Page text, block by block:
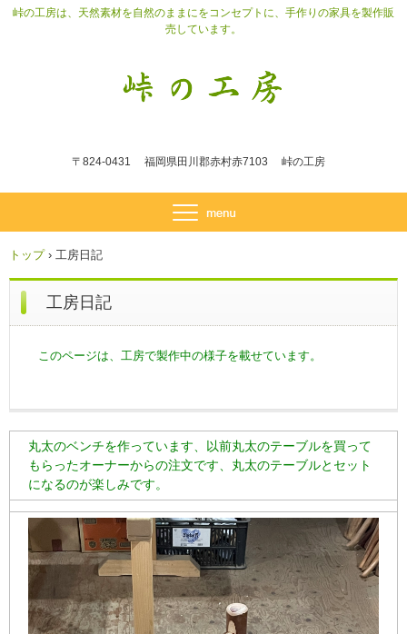
峠の工房は、天然素材を自然のままにをコンセプトに、手作りの家具を製作販
売しています。
〒824-0431 福岡県田川郡赤村赤7103 峠の工房
トップ › 工房日記
工房日記
このページは、工房で製作中の様子を載せています。
丸太のベンチを作っています、以前丸太のテーブルを買って
もらったオーナーからの注文です、丸太のテーブルとセット
になるのが楽しみです。